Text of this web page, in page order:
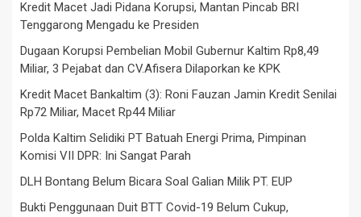
Kredit Macet Jadi Pidana Korupsi, Mantan Pincab BRI
Tenggarong Mengadu ke Presiden
Dugaan Korupsi Pembelian Mobil Gubernur Kaltim Rp8,49
Miliar, 3 Pejabat dan CV.Afisera Dilaporkan ke KPK
Kredit Macet Bankaltim (3): Roni Fauzan Jamin Kredit Senilai
Rp72 Miliar, Macet Rp44 Miliar
Polda Kaltim Selidiki PT Batuah Energi Prima, Pimpinan
Komisi VII DPR: Ini Sangat Parah
DLH Bontang Belum Bicara Soal Galian Milik PT. EUP
Bukti Penggunaan Duit BTT Covid-19 Belum Cukup,